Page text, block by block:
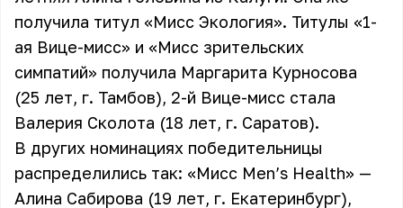
получила титул «Мисс Экология». Титулы «1-
ая Вице-мисс» и «Мисс зрительских
симпатий» получила Маргарита Курносова
(25 лет, г. Тамбов), 2-й Вице-мисс стала
Валерия Сколота (18 лет, г. Саратов).
В других номинациях победительницы
распределились так: «Мисс Men’s Health» —
Алина Сабирова (19 лет, г. Екатеринбург),